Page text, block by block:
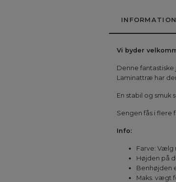
INFORMATION
Vi byder
Denne
Laminattræ har
En stabil og smuk
Sengen fås i flere
Info:
Farve: Vælg
Højden på
Benhøjden
Maks. vægt